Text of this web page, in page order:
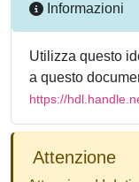
Informazioni
Utilizza questo
a questo
https://
Attenzione